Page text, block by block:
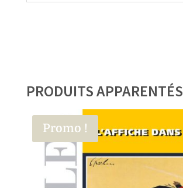
PRODUITS APPARENTÉS
Promo !